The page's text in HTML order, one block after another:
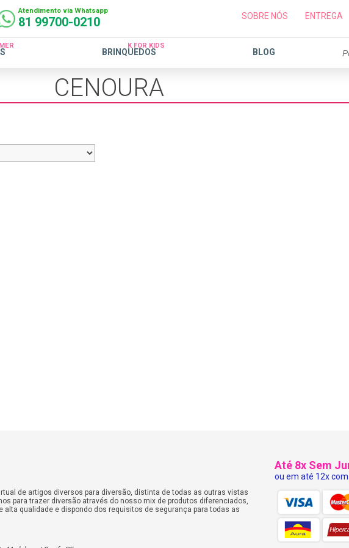
Atendimento via Whatsapp
81 99700-0210 SOBRE NÓS ENTREGA
BRINQUEDOS
K FOR KIDS
BLOG
CENOURA
de artigos diversos para diversão, distinta de todas as outras vistas
para trazer diversão através do nosso mix de produtos diferenciados,
alta qualidade e dispondo dos requisitos de segurança para todas as
Até 8x Sem
ou em até 12x